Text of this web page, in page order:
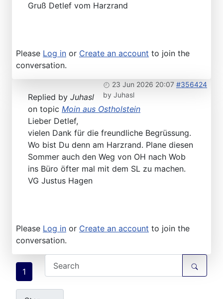
Gruß Detlef vom Harzrand
Please Log in or Create an account to join the
conversation.
23 Jun 2026 20:07 #356424
by Juhasl
Replied by Juhasl
on topic Moin aus Ostholstein
Lieber Detlef,
vielen Dank für die freundliche Begrüssung.
Wo bist Du denn am Harzrand. Plane diesen
Sommer auch den Weg von OH nach Wob
ins Büro öfter mal mit dem SL zu machen.
VG Justus Hagen
Please Log in or Create an account to join the
conversation.
1